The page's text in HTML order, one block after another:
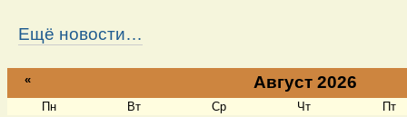
Ещё новости…
« Август 2026
Пн Вт Ср Чт Пт